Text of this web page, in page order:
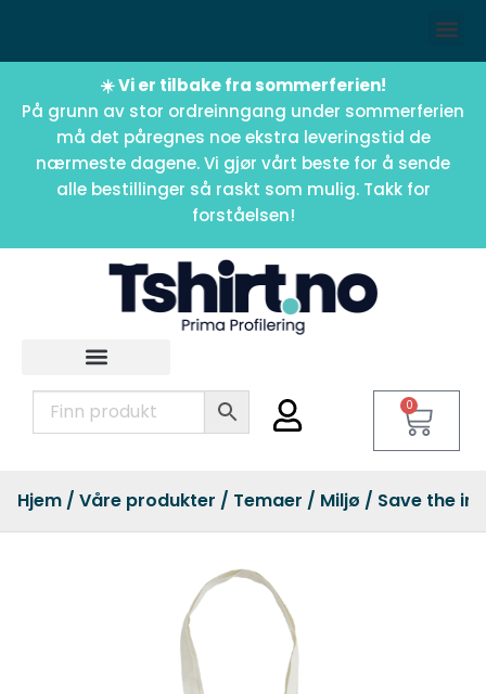
☀️ Vi er tilbake fra sommerferien!
På grunn av stor ordreinngang under sommerferien
må det påregnes noe ekstra leveringstid de
nærmeste dagene. Vi gjør vårt beste for å sende
alle bestillinger så raskt som mulig. Takk for
forståelsen!
0
Hjem / Våre produkter / Temaer / Miljø / Save the